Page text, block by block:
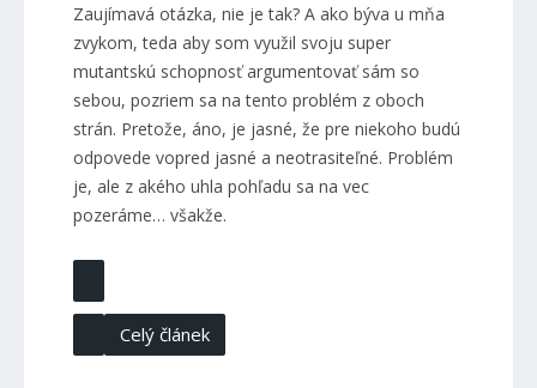
Zaujímavá otázka, nie je tak? A ako býva u mňa
zvykom, teda aby som využil svoju super
mutantskú schopnosť argumentovať sám so
sebou, pozriem sa na tento problém z oboch
strán. Pretože, áno, je jasné, že pre niekoho budú
odpovede vopred jasné a neotrasiteľné. Problém
je, ale z akého uhla pohľadu sa na vec
pozeráme… všakže.
Celý článek